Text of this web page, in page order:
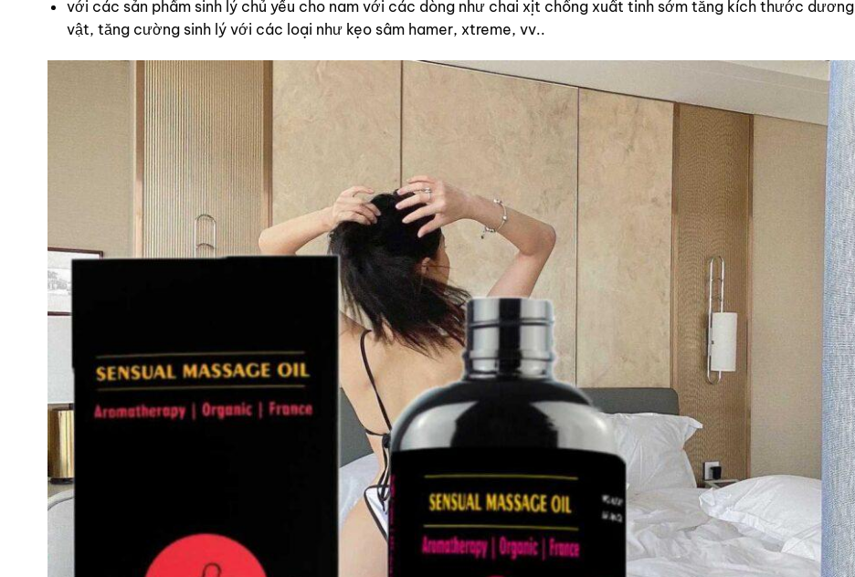
với các sản phẩm sinh lý chủ yếu cho nam với các dòng như chai xịt chống xuất tinh sớm tăng kích thước dương
vật, tăng cường sinh lý với các loại như kẹo sâm hamer, xtreme, vv..